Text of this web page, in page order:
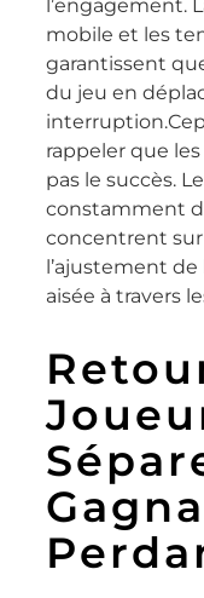
l’engagement.
mobile et les
garantissent
du jeu en
rappeler que
pas le succès.
constamment
concentrent sur
l’ajustement
aisée à travers